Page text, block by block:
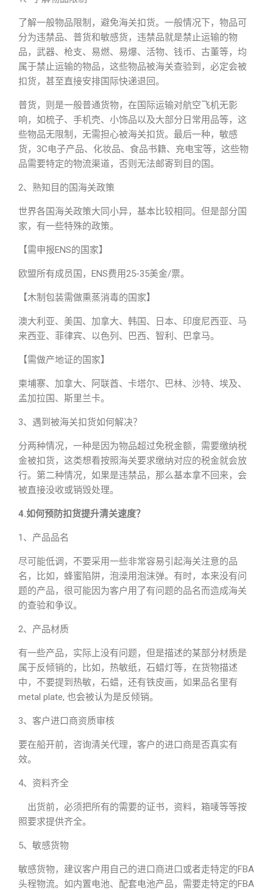
了解一般物品限制，避免海关扣货。一般情况下，物品可
分为违禁品、普货和敏感货，违禁品就是禁止运输的物
品，武器、枪支、易燃、易爆、活物、钱币、古董等，均
属于禁止运输的物品，这些物品被海关查验到，必定会被
扣货，甚至直接安排国际快递退回。
普货，则是一般普通货物，在国际运输对航空飞机无影
响，如梳子、手机壳、小饰品以及大部分日常用品等，这
些物品无限制，无需担心被海关扣货。最后一种，敏感
货，3C电子产品、化妆品、食品书籍、充电宝等，这些物
品需要特定的物流渠道，否则无法邮寄到目的国。
2、熟知目的国海关政策
世界各国海关政策大同小异，基本比较相同。但是部分国
家，有一些特殊的政策。
【需申报ENS的国家】
欧盟所有成员国，ENS费用25-35美金/票。
【木制包装需做熏蒸消毒的国家】
澳大利亚、美国、加拿大、韩国、日本、印度尼西亚、马
来西亚、菲律宾、以色列、巴西、智利、巴拿马。
【需做产地证的国家】
柬埔寨、加拿大、阿联酋、卡塔尔、巴林、沙特、埃及、
孟加拉国、斯里兰卡。
3、遇到被海关扣货如何解决？
分两种情况，一种是因为物品超过免税金额，需要缴纳税
金被扣货，这类想看按照海关要求缴纳对应的税金就会放
行。第二种情况，如果是违禁品，那么基本拿不回来，会
被直接没收或销毁处理。
4.如何预防扣货提升清关速度？
1、产品品名
尽可能低调，不要采用一些非常容易引起海关注意的品
名，比如，蜂蜜陷阱，泡澡用泡沫弹。有时，本来没有问
题的产品，很可能因为客户用了有问题的品名而造成海关
的查验和争议。
2、产品材质
有一些产品，实际上没有问题，但是描述的某部分材质是
属于反倾销的，比如，热敏纸，石蜡灯等，在货物描述
中，不要提到热敏，石蜡，还有铁皮画，如果品名里有
metal plate, 也会被认为是反倾销。
3、客户进口商资质审核
要在船开前，咨询清关代理，客户的进口商是否真实有
效。
4、资料齐全
出货前，必须把所有的需要的证书，资料，箱唛等等按
照要求提供齐全。
5、敏感货物
敏感货物，建议客户用自己的进口商进口或者走特定的FBA
头程物流。如内置电池、配套电池产品，需要走特定的FBA